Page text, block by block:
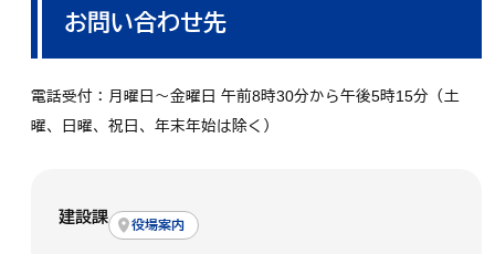
お問い合わせ先
電話受付：月曜日～金曜日 午前8時30分から午後5時15分（土
曜、日曜、祝日、年末年始は除く）
建設課 役場案内